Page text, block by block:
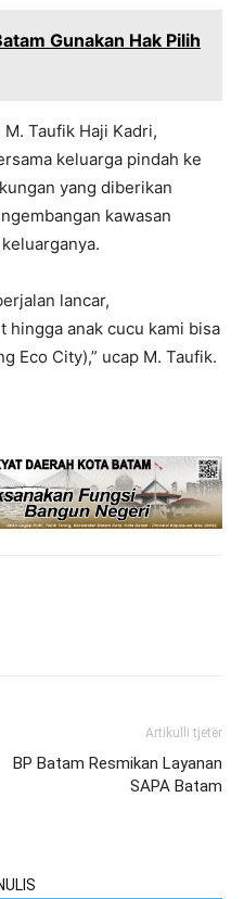
Gunakan Hak Pilih
Taufik Haji Kadri,
keluarga pindah ke
yang diberikan
kawasan
lancar,
hingga anak cucu kami bisa
Eco City),” ucap M. Taufik.
Artikulli tjetër
BP Batam Resmikan Layanan
SAPA Batam